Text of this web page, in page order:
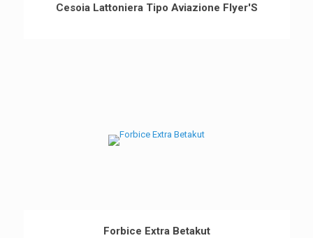
Cesoia Lattoniera Tipo Aviazione Flyer'S
Forbice Extra Betakut